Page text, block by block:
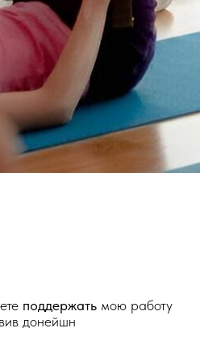
поддержать мою работу
донейшн